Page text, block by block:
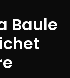
Baule